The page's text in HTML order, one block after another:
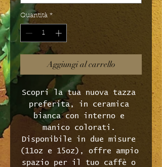
Quantità *
Aggiungi al carrello
Scopri la tua nuova tazza
preferita, in ceramica
bianca con interno e
manico colorati.
Disponibile in due misure
(11oz e 15oz), offre ampio
spazio per il tuo caffè o